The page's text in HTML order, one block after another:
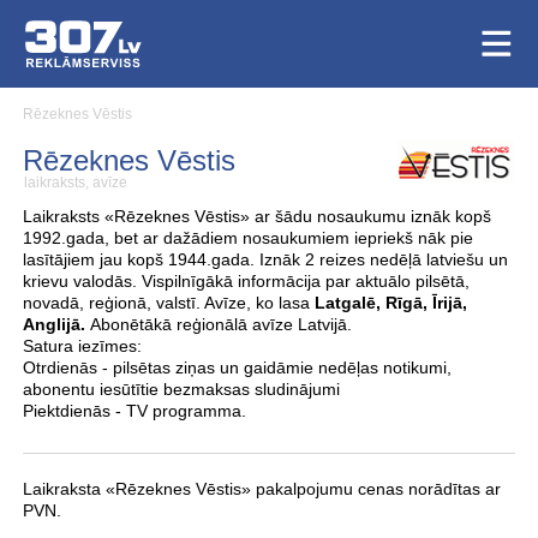
Rēzeknes Vēstis
Rēzeknes Vēstis
laikraksts, avīze
Laikraksts «Rēzeknes Vēstis» ar šādu nosaukumu iznāk kopš
1992.gada, bet ar dažādiem nosaukumiem iepriekš nāk pie
lasītājiem jau kopš 1944.gada. Iznāk 2 reizes nedēļā latviešu un
krievu valodās. Vispilnīgākā informācija par aktuālo pilsētā,
novadā, reģionā, valstī. Avīze, ko lasa Latgalē, Rīgā, Īrijā,
Anglijā. Abonētākā reģionālā avīze Latvijā.
Satura iezīmes:
Otrdienās - pilsētas ziņas un gaidāmie nedēļas notikumi,
abonentu iesūtītie bezmaksas sludinājumi
Piektdienās - TV programma.
Laikraksta «Rēzeknes Vēstis» pakalpojumu cenas norādītas ar
PVN.